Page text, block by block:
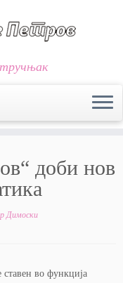
доби нов
Димоски
во функција